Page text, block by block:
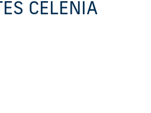
CELENIA